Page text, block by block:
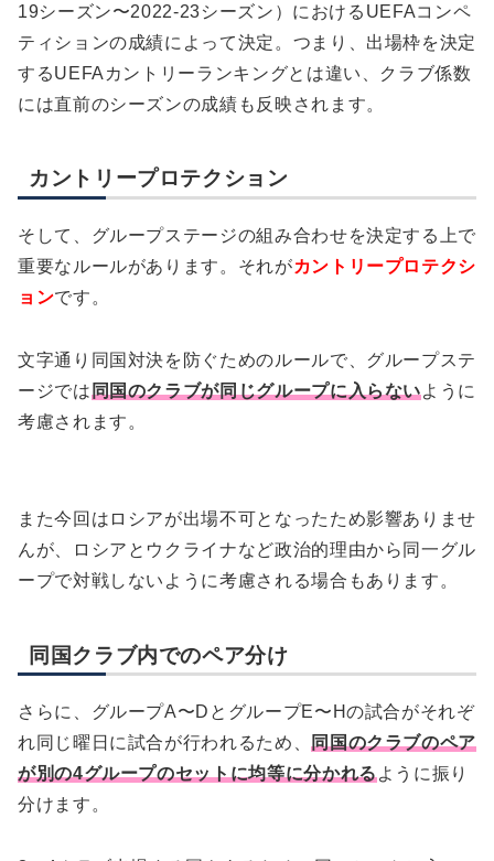
19シーズン〜2022-23シーズン）におけるUEFAコンペ
ティションの成績によって決定。つまり、出場枠を決定
するUEFAカントリーランキングとは違い、クラブ係数
には直前のシーズンの成績も反映されます。
カントリープロテクション
そして、グループステージの組み合わせを決定する上で
重要なルールがあります。それがカントリープロテクシ
ョンです。
文字通り同国対決を防ぐためのルールで、グループステ
ージでは同国のクラブが同じグループに入らないように
考慮されます。
また今回はロシアが出場不可となったため影響ありませ
んが、ロシアとウクライナなど政治的理由から同一グル
ープで対戦しないように考慮される場合もあります。
同国クラブ内でのペア分け
さらに、グループA〜DとグループE〜Hの試合がそれぞ
れ同じ曜日に試合が行われるため、同国のクラブのペア
が別の4グループのセットに均等に分かれるように振り
分けます。